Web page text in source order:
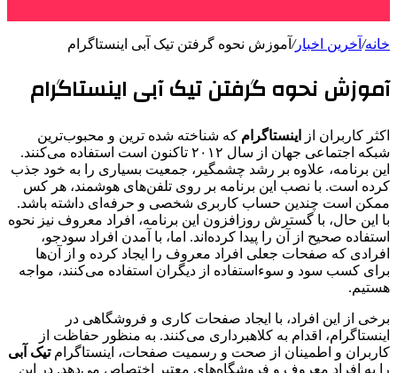
خانه/ آخرین اخبار/ آموزش نحوه گرفتن تیک آبی اینستاگرام
آموزش نحوه گرفتن تیک آبی اینستاگرام
اکثر کاربران از اینستاگرام که شناخته شده ترین و محبوب‌ترین
شبکه اجتماعی جهان از سال ۲۰۱۲ تاکنون است استفاده می‌کنند.
این برنامه، علاوه بر رشد چشمگیر، جمعیت بسیاری را به خود جذب
کرده است. با نصب این برنامه بر روی تلفن‌های هوشمند، هر کس
ممکن است چندین حساب کاربری شخصی و حرفه‌ای داشته باشد.
با این حال، با گسترش روزافزون این برنامه، افراد معروف نیز نحوه
استفاده صحیح از آن را پیدا کرده‌اند. اما، با آمدن افراد سودجو،
افرادی که صفحات جعلی افراد معروف را ایجاد کرده و از آن‌ها
برای کسب سود و سوءاستفاده از دیگران استفاده می‌کنند، مواجه
هستیم.
برخی از این افراد، با ایجاد صفحات کاری و فروشگاهی در
اینستاگرام، اقدام به کلاهبرداری می‌کنند. به منظور حفاظت از
کاربران و اطمینان از صحت و رسمیت صفحات، اینستاگرامتیک آبی
را به افراد معروف و فروشگاه‌های معتبر اختصاص می‌دهد. در این